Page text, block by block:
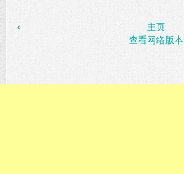
‹
主页
查看网络版本